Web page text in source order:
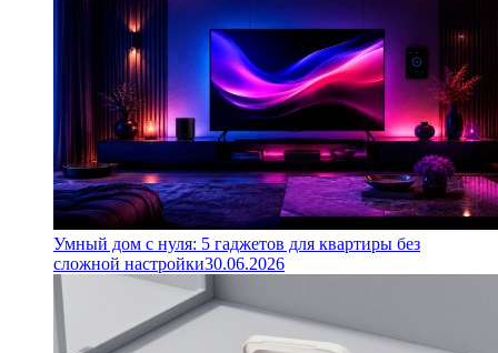
Умный дом с нуля: 5 гаджетов для квартиры без
сложной настройки30.06.2026